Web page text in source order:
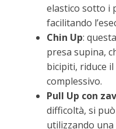
elastico sotto i
facilitando
Chin Up:
presa supina,
bicipiti, riduce
complessivo.
Pull Up con
difficoltà, si
utilizzando